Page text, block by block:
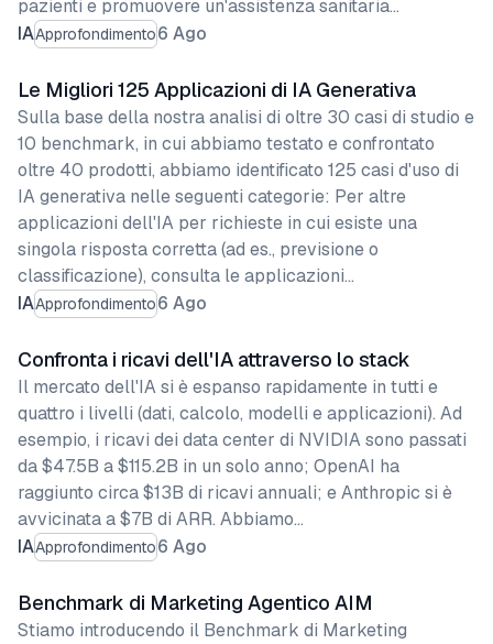
IAApprofondimento6 Ago
pazienti e promuovere un'assistenza sanitaria…
IAApprofondimento6 Ago
Le Migliori 125 Applicazioni di IA Generativa
Sulla base della nostra analisi di oltre 30 casi di studio e
10 benchmark, in cui abbiamo testato e confrontato
oltre 40 prodotti, abbiamo identificato 125 casi d'uso di
IA generativa nelle seguenti categorie: Per altre
applicazioni dell'IA per richieste in cui esiste una
singola risposta corretta (ad es., previsione o
classificazione), consulta le applicazioni…
IAApprofondimento6 Ago
Confronta i ricavi dell'IA attraverso lo stack
Il mercato dell'IA si è espanso rapidamente in tutti e
quattro i livelli (dati, calcolo, modelli e applicazioni). Ad
esempio, i ricavi dei data center di NVIDIA sono passati
da $47.5B a $115.2B in un solo anno; OpenAI ha
raggiunto circa $13B di ricavi annuali; e Anthropic si è
avvicinata a $7B di ARR. Abbiamo…
Benchmark di Marketing Agentico AIM
Stiamo introducendo il Benchmark di Marketing